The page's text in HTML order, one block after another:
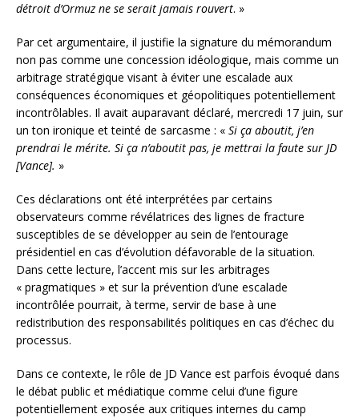
détroit d’Ormuz ne se serait jamais rouvert. »
Par cet argumentaire, il justifie la signature du mémorandum
non pas comme une concession idéologique, mais comme un
arbitrage stratégique visant à éviter une escalade aux
conséquences économiques et géopolitiques potentiellement
incontrôlables. Il avait auparavant déclaré, mercredi 17 juin, sur
un ton ironique et teinté de sarcasme : « Si ça aboutit, j’en
prendrai le mérite. Si ça n’aboutit pas, je mettrai la faute sur JD
[Vance]. »
Ces déclarations ont été interprétées par certains
observateurs comme révélatrices des lignes de fracture
susceptibles de se développer au sein de l’entourage
présidentiel en cas d’évolution défavorable de la situation.
Dans cette lecture, l’accent mis sur les arbitrages
« pragmatiques » et sur la prévention d’une escalade
incontrôlée pourrait, à terme, servir de base à une
redistribution des responsabilités politiques en cas d’échec du
processus.
Dans ce contexte, le rôle de JD Vance est parfois évoqué dans
le débat public et médiatique comme celui d’une figure
potentiellement exposée aux critiques internes du camp